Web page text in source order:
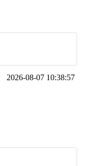
2026-08-07 10:38:57